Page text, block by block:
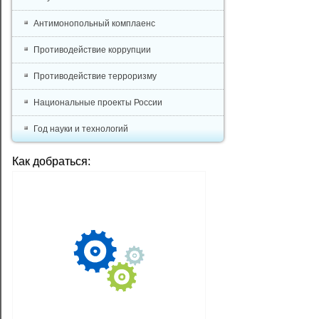
Антимонопольный комплаенс
Противодействие коррупции
Противодействие терроризму
Национальные проекты России
Год науки и технологий
Как добраться: